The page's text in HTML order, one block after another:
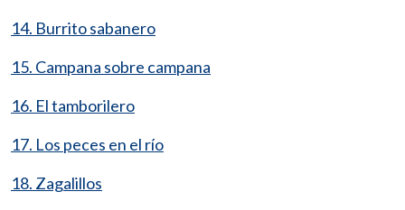
14. Burrito sabanero
15. Campana sobre campana
16. El tamborilero
17. Los peces en el río
18. Zagalillos